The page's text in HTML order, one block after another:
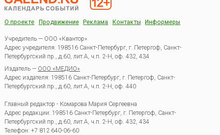
О проекте Продвижение Реклама Контакты Информеры
Учредитель — ООО «Квантор»
Адрес учредителя: 198516 Санкт-Петербург, г. Петергоф, Санкт-
Петербургский пр., д.60, лит.А, ч.п. 2-Н, оф. 432, 434
Издатель — ООО «МЕДИО»
Адрес издателя: 198516 Санкт-Петербург, г. Петергоф, Санкт-
Петербургский пр., д.60, лит.А, ч.п. 2-Н, оф. 440
Главный редактор - Комарова Мария Сергеевна
Адрес редакции: 198516 Санкт-Петербург, г. Петергоф, Санкт-
Петербургский пр., д.60, лит.А, ч.п. 2-Н, оф. 432, 434
Телефон: +7 812 640-06-60